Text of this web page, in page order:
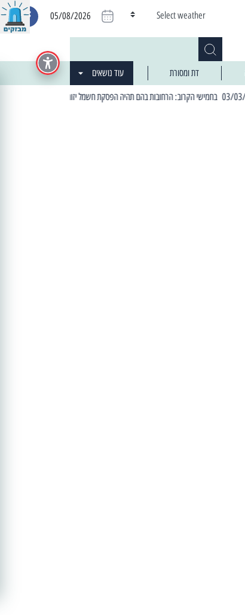
Select weather
05/08/2026
דת ומסורת עוד נושאים
| 06:19 25/03/2024 "מה חדש בעיר": המדור שבו תתעדכנו על כל מה ש... חדש